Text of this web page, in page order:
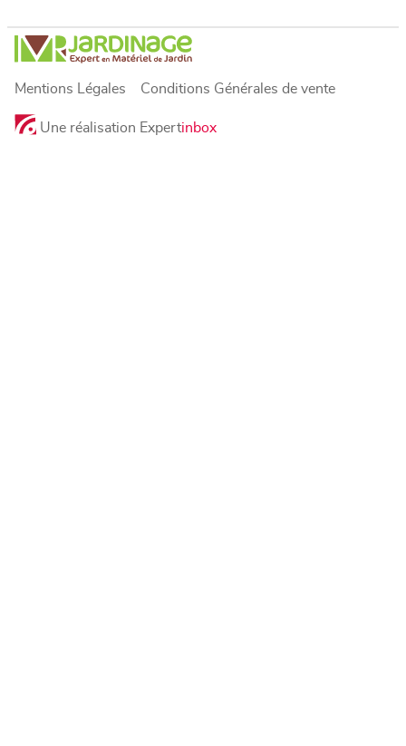
Mentions Légales Conditions Générales de vente
Une réalisation Expertinbox